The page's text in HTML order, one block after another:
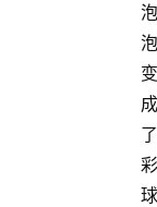
泡
泡
变
成
了
彩
球